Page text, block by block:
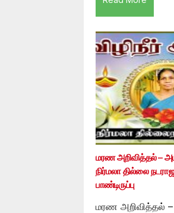
மரண அறிவித்தல் –
நிர்மலா தில்லை
பாண்டிருப்பு
மரண அறிவித்தல் –